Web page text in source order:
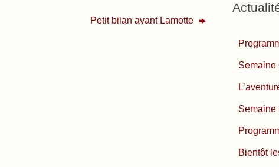
Petit bilan avant Lamotte
Semaine
Semaine
Bientôt